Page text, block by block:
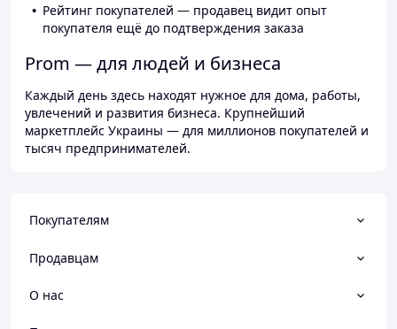
Рейтинг покупателей — продавец видит опыт
покупателя ещё до подтверждения заказа
Prom — для людей и бизнеса
Каждый день здесь находят нужное для дома, работы,
увлечений и развития бизнеса. Крупнейший
маркетплейс Украины — для миллионов покупателей и
тысяч предпринимателей.
Покупателям
Продавцам
О нас